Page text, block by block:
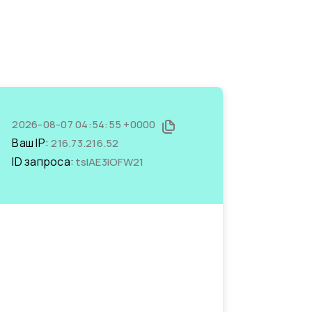
2026-08-07 04:54:55 +0000
Ваш IP:216.73.216.52
ID запроса:tsIAE3IOFW21